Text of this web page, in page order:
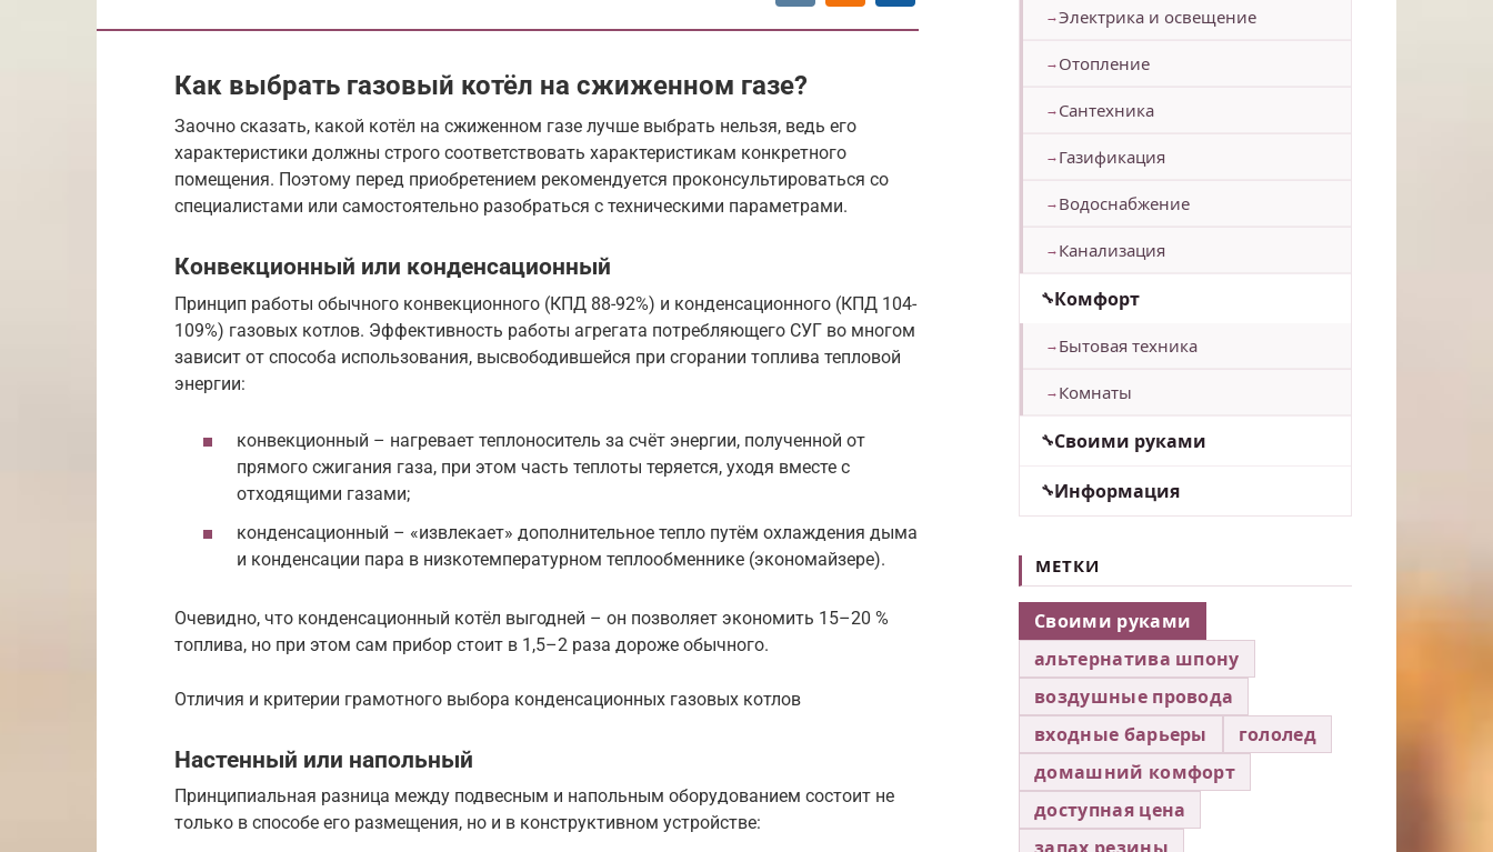
Как выбрать газовый котёл на сжиженном газе?
Заочно сказать, какой котёл на сжиженном газе лучше выбрать нельзя, ведь его
характеристики должны строго соответствовать характеристикам конкретного
помещения. Поэтому перед приобретением рекомендуется проконсультироваться со
специалистами или самостоятельно разобраться с техническими параметрами.
Конвекционный или конденсационный
Принцип работы обычного конвекционного (КПД 88-92%) и конденсационного (КПД 104-
109%) газовых котлов. Эффективность работы агрегата потребляющего СУГ во многом
зависит от способа использования, высвободившейся при сгорании топлива тепловой
энергии:
конвекционный – нагревает теплоноситель за счёт энергии, полученной от
прямого сжигания газа, при этом часть теплоты теряется, уходя вместе с
отходящими газами;
конденсационный – «извлекает» дополнительное тепло путём охлаждения дыма
и конденсации пара в низкотемпературном теплообменнике (экономайзере).
Очевидно, что конденсационный котёл выгодней – он позволяет экономить 15–20 %
топлива, но при этом сам прибор стоит в 1,5–2 раза дороже обычного.
Отличия и критерии грамотного выбора конденсационных газовых котлов
Настенный или напольный
Принципиальная разница между подвесным и напольным оборудованием состоит не
только в способе его размещения, но и в конструктивном устройстве:
Электрика и освещение
Отопление
Сантехника
Газификация
Водоснабжение
Канализация
Комфорт
Бытовая техника
Комнаты
Своими руками
Информация
МЕТКИ
Своими руками
альтернатива шпону
воздушные провода
входные барьеры
гололед
домашний комфорт
доступная цена